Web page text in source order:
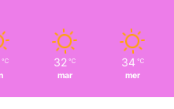
℃ 32 ℃
mar
34 ℃
mer